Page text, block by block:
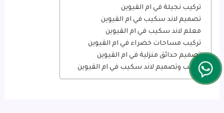
تركيب نجيلة في ام القيوين
تصميم لاند سكيب في ام القيوين
معلم لاند سكيب في ام القيوين
تركيب مساحات خضراء في ام القيوين
تصميم حدائق منزلية في ام القيوين
تركيب وتصميم لاند سكيب في ام القيوين